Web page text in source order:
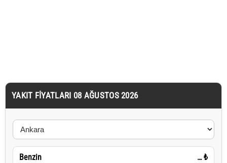
YAKIT FIYATLARI 08 AĞUSTOS 2026
Benzin … ₺